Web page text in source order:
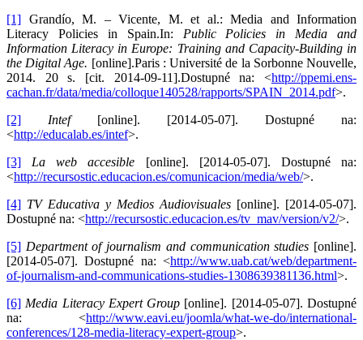
[1] Grandío, M. – Vicente, M. et al.: Media and Information
Literacy Policies in Spain.In: Public Policies in Media and
Information Literacy in Europe: Training and Capacity-Building in
the Digital Age. [online].Paris : Université de la Sorbonne Nouvelle,
2014. 20 s. [cit. 2014-09-11].Dostupné na: <http://ppemi.ens-
cachan.fr/data/media/colloque140528/rapports/SPAIN_2014.pdf>.
[2]
Intef [online]. [2014-05-07]. Dostupné na:
<http://educalab.es/intef>.
[3]
La web accesible [online]. [2014-05-07]. Dostupné na:
<http://recursostic.educacion.es/comunicacion/media/web/>.
[4] TV Educativa y Medios Audiovisuales [online]. [2014-05-07].
Dostupné na: <http://recursostic.educacion.es/tv_mav/version/v2/>.
[5] Department of journalism and communication studies [online].
[2014-05-07]. Dostupné na: <http://www.uab.cat/web/department-
of-journalism-and-communications-studies-1308639381136.html>.
[6] Media Literacy Expert Group [online]. [2014-05-07]. Dostupné
na: <http://www.eavi.eu/joomla/what-we-do/international-
conferences/128-media-literacy-expert-group>.